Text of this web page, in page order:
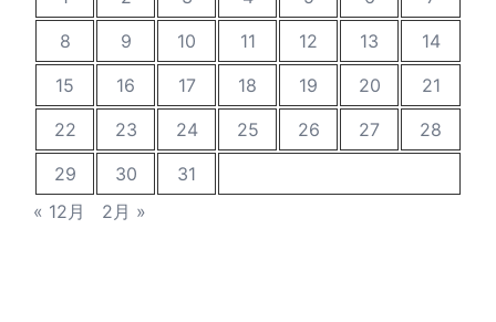
8
9 10 11 12 13
14
15
16 17 18 19 20
21
22
23 24 25 26 27
28
29
30
31
« 12月
2月 »